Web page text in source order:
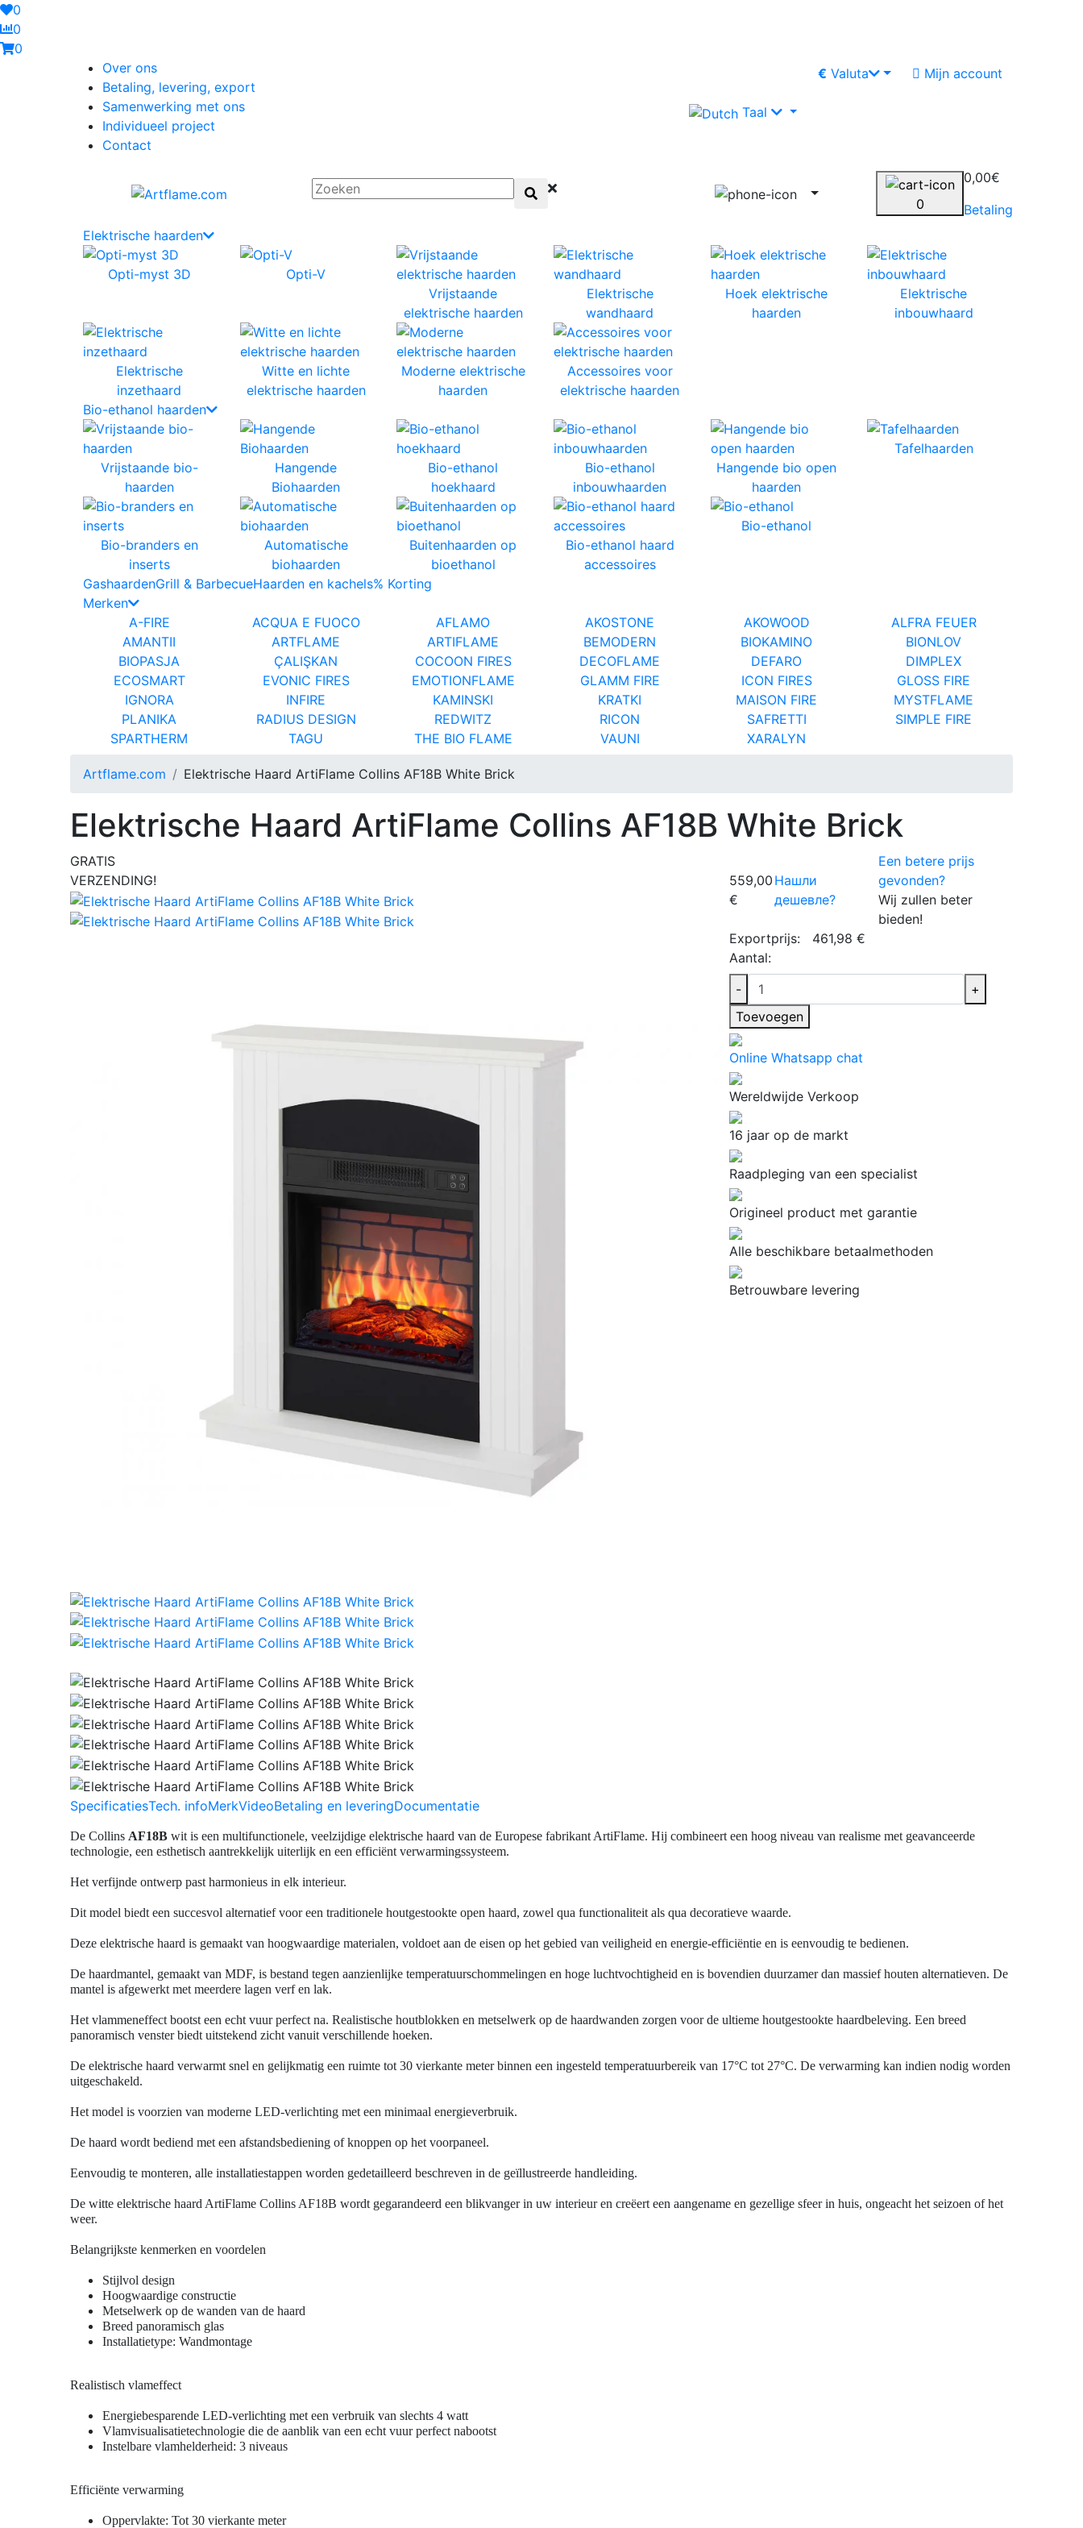
0
0
0
Over ons
Betaling, levering, export
Samenwerking met ons
Individueel project
Contact
Taal
€ Valuta Mijn account
0
0,00€
Betaling
Elektrische haarden
Opti-myst 3D
Opti-V
Vrijstaande
elektrische haarden
Elektrische
wandhaard
Hoek elektrische
haarden
Elektrische
inbouwhaard
Elektrische
inzethaard
Witte en lichte
elektrische haarden
Moderne elektrische
haarden
Accessoires voor
elektrische haarden
Bio-ethanol haarden
Vrijstaande bio-
haarden
Hangende
Biohaarden
Bio-ethanol
hoekhaard
Bio-ethanol
inbouwhaarden
Hangende bio open
haarden
Tafelhaarden
Bio-branders en
inserts
Automatische
biohaarden
Buitenhaarden op
bioethanol
Bio-ethanol haard
accessoires
Bio-ethanol
GashaardenGrill & BarbecueHaarden en kachels% Korting
Merken
A-FIRE
ACQUA E FUOCO AFLAMO AKOSTONE AKOWOOD
ALFRA FEUER
AMANTII
ARTFLAME ARTIFLAME BEMODERN BIOKAMINO
BIONLOV
BIOPASJA
ÇALIŞKAN COCOON FIRES DECOFLAME DEFARO
DIMPLEX
ECOSMART
EVONIC FIRES EMOTIONFLAME GLAMM FIRE ICON FIRES
GLOSS FIRE
IGNORA
INFIRE KAMINSKI KRATKI MAISON FIRE
MYSTFLAME
PLANIKA
RADIUS DESIGN REDWITZ RICON SAFRETTI
SIMPLE FIRE
SPARTHERM
TAGU THE BIO FLAME VAUNI XARALYN
Artflame.com Elektrische Haard ArtiFlame Collins AF18B White Brick
Elektrische Haard ArtiFlame Collins AF18B White Brick
GRATIS
VERZENDING!
559,00
€
Нашли
дешевле?
Een betere prijs
gevonden?
Wij zullen beter
bieden!
Exportprijs:
461,98 €
Aantal:
-
+
Toevoegen
Online Whatsapp chat
Wereldwijde Verkoop
16 jaar op de markt
Raadpleging van een specialist
Origineel product met garantie
Alle beschikbare betaalmethoden
Betrouwbare levering
SpecificatiesTech. infoMerkVideoBetaling en leveringDocumentatie
De Collins AF18B wit is een multifunctionele, veelzijdige elektrische haard van de Europese fabrikant ArtiFlame. Hij combineert een hoog niveau van realisme met geavanceerde
technologie, een esthetisch aantrekkelijk uiterlijk en een efficiënt verwarmingssysteem.
Het verfijnde ontwerp past harmonieus in elk interieur.
Dit model biedt een succesvol alternatief voor een traditionele houtgestookte open haard, zowel qua functionaliteit als qua decoratieve waarde.
Deze elektrische haard is gemaakt van hoogwaardige materialen, voldoet aan de eisen op het gebied van veiligheid en energie-efficiëntie en is eenvoudig te bedienen.
De haardmantel, gemaakt van MDF, is bestand tegen aanzienlijke temperatuurschommelingen en hoge luchtvochtigheid en is bovendien duurzamer dan massief houten alternatieven. De
mantel is afgewerkt met meerdere lagen verf en lak.
Het vlammeneffect bootst een echt vuur perfect na. Realistische houtblokken en metselwerk op de haardwanden zorgen voor de ultieme houtgestookte haardbeleving. Een breed
panoramisch venster biedt uitstekend zicht vanuit verschillende hoeken.
De elektrische haard verwarmt snel en gelijkmatig een ruimte tot 30 vierkante meter binnen een ingesteld temperatuurbereik van 17°C tot 27°C. De verwarming kan indien nodig worden
uitgeschakeld.
Het model is voorzien van moderne LED-verlichting met een minimaal energieverbruik.
De haard wordt bediend met een afstandsbediening of knoppen op het voorpaneel.
Eenvoudig te monteren, alle installatiestappen worden gedetailleerd beschreven in de geïllustreerde handleiding.
De witte elektrische haard ArtiFlame Collins AF18B wordt gegarandeerd een blikvanger in uw interieur en creëert een aangename en gezellige sfeer in huis, ongeacht het seizoen of het
weer.
Belangrijkste kenmerken en voordelen
Stijlvol design
Hoogwaardige constructie
Metselwerk op de wanden van de haard
Breed panoramisch glas
Installatietype: Wandmontage
Realistisch vlameffect
Energiebesparende LED-verlichting met een verbruik van slechts 4 watt
Vlamvisualisatietechnologie die de aanblik van een echt vuur perfect nabootst
Instelbare vlamhelderheid: 3 niveaus
Efficiënte verwarming
Oppervlakte: Tot 30 vierkante meter